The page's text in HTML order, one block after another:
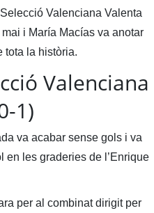
Valenciana Valenta
i María Macías va anotar
tota la història.
Valenciana
1)
va acabar sense gols i va
en les graderies de l’Enrique
per al combinat dirigit per